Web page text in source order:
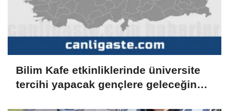
Bilim Kafe etkinliklerinde üniversite
tercihi yapacak gençlere geleceğin